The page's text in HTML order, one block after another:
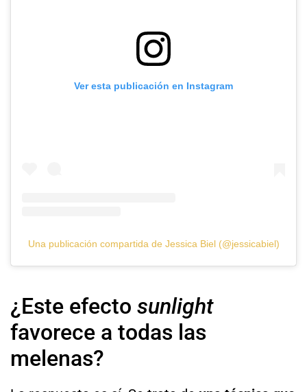
Ver esta publicación en Instagram
Una publicación compartida de Jessica Biel (@jessicabiel)
¿Este efecto sunlight
favorece a todas las
melenas?